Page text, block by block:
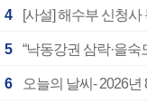
4 [사설] 해수부 신청
5 “낙동강권 삼락·을
6 오늘의 날씨- 2026년